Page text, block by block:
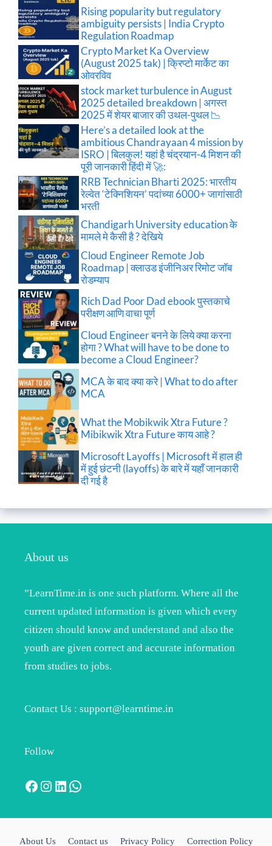
Rising popularity but regulatory
ambiguity persists | India Crypto
Regulation Roadmap
Crypto Market Ka Overview
(August 2025 tak) | क्रिप्टो मार्केट का
ओवरविव
stock market turbulence in August
2025 detailed breakdown | अगस्त
2025 में शेयर बाजार की उथल-पुथल 📉
Here’s a detailed look at the
ambitious Chandrayaan 4 mission by
ISRO | बिलकुल! यहां है चंद्रयान-4 मिशन की
पूरी जानकारी हिंदी में 🚀:
RRB Technician Bharti 2025: भारतीय
रेल्वेत ‘टेक्निशियन’ पदांच्या 6000+ जागांसाठी
भरती
Chandigarh University education के
मामले मे कैसी है ? देखिये
Cloud Engineer Remote Job
Roadmap | क्लाउड इंजीनिअर रिमोट जॉब
रोडम्याप
Rich Dad Poor Dad ebook पुस्तकाचे
परीक्षण आणि वाचा पूर्ण
Cloud Engineer बनने के लिये क्या करना
होगा ? What will have to be done to
become a Cloud Engineer?
MCA के बाद क्या करे | What to do after
MCA
What the Mobikwik Xtra Future ?
Mibikwik Xtra Future काय आहे ?
Microsoft Layoffs | Microsoft में हाल ही
में हुई छंटनी (layoffs) के बारे में यहाँ जानकारी
दी गई है
About us
”LearnTime.in is one such platform. Where all the
current updated information is given which every
citizen should know and understand and also the
youth are given correct and accurate information
from studies to jobs.
Contact Us : support@learntime.in
Follow
Facebook
Instagram
LinkedIn
WhatsApp
About Us Contact us Privacy Policy Correction Policy